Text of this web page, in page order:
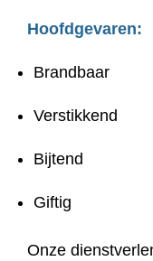
Hoofdgevaren:
Brandbaar
Verstikkend
Bijtend
Giftig
Onze